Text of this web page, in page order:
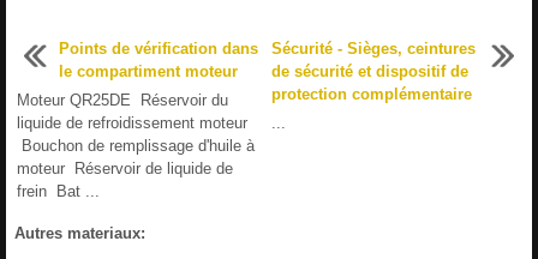
Points de vérification dans
le compartiment moteur
Moteur QR25DE Réservoir du
liquide de refroidissement moteur
Bouchon de remplissage d'huile à
moteur Réservoir de liquide de
frein Bat ...
Sécurité - Sièges, ceintures
de sécurité et dispositif de
protection complémentaire
Autres materiaux: